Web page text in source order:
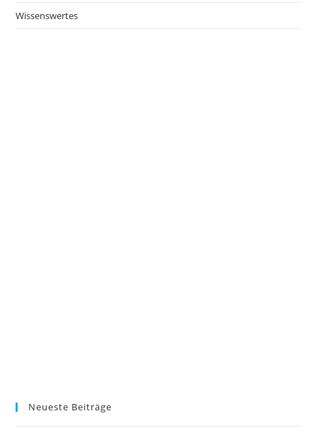
Wissenswertes
Neueste Beiträge